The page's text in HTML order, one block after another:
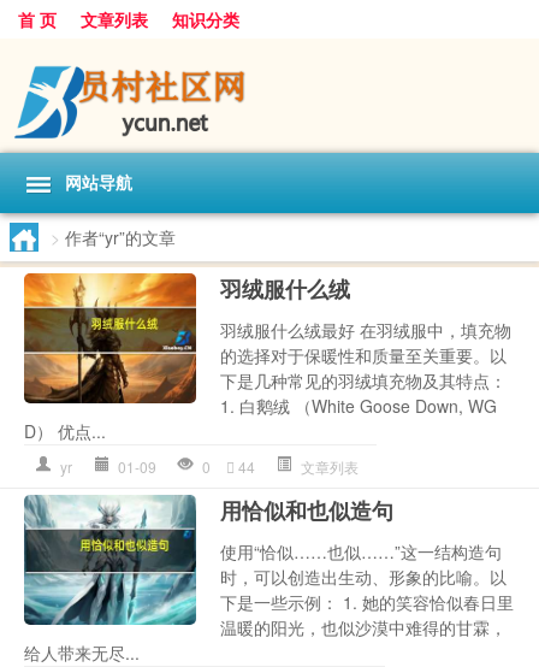
首 页 文章列表 知识分类
网站导航
> 作者“yr”的文章
羽绒服什么绒
羽绒服什么绒最好 在羽绒服中，填充物
的选择对于保暖性和质量至关重要。以
下是几种常见的羽绒填充物及其特点：
1. 白鹅绒 （White Goose Down, WG
D） 优点...
yr 01-09 0 44 文章列表
用恰似和也似造句
使用“恰似……也似……”这一结构造句
时，可以创造出生动、形象的比喻。以
下是一些示例： 1. 她的笑容恰似春日里
温暖的阳光，也似沙漠中难得的甘霖，
给人带来无尽...